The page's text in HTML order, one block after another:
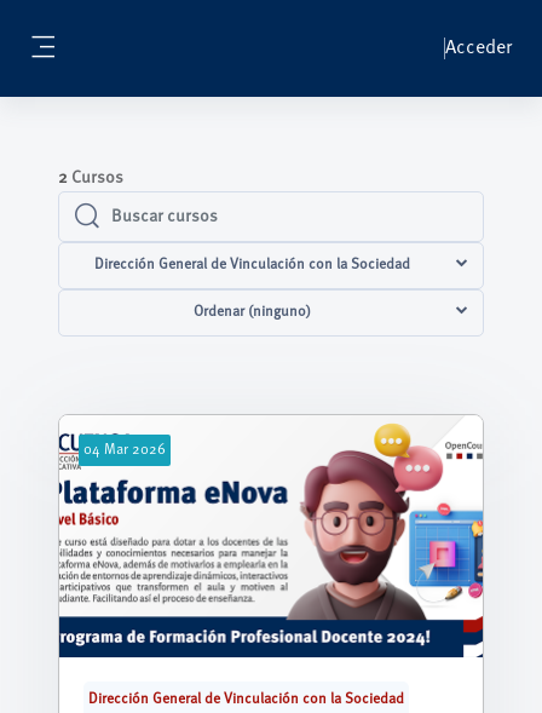
Acceder
2 Cursos
Buscar cursos
Buscar cursos
Dirección General de Vinculación con la Sociedad
Ordenar (ninguno)
04 Mar 2026
Dirección General de Vinculación con la Sociedad